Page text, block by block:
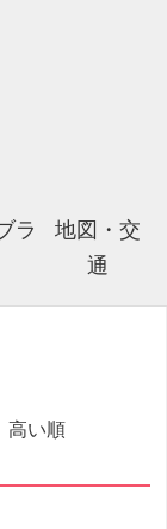
ラ
地図・交
通
高い順